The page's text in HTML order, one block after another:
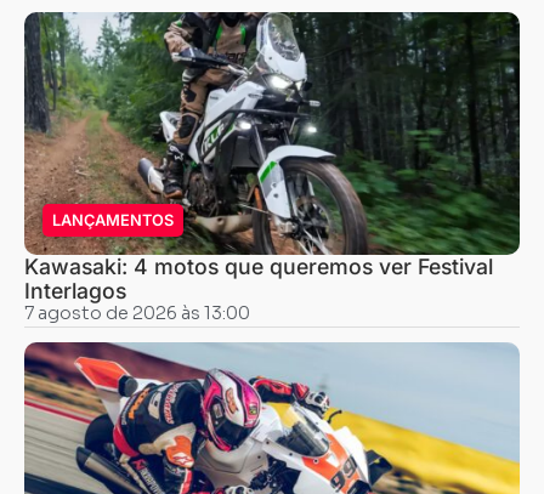
LANÇAMENTOS
Kawasaki: 4 motos que queremos ver Festival
Interlagos
7 agosto de 2026 às 13:00